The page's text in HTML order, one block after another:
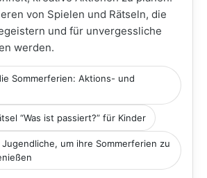
von Spielen und Rätseln, die
und für unvergessliche
werden.
Sommerferien: Aktions- und
“Was ist passiert?” für Kinder
um ihre Sommerferien zu